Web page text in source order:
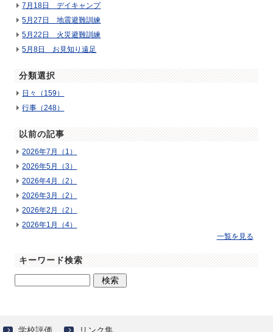
7月18日 デイキャンプ
5月27日 地震避難訓練
5月22日 火災避難訓練
5月8日 お見知り遠足
分類選択
日々（159）
行事（248）
以前の記事
2026年7月（1）
2026年5月（3）
2026年4月（2）
2026年3月（2）
2026年2月（2）
2026年1月（4）
一覧を見る
キーワード検索